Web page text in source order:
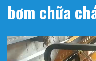
bơm chữa
Trình
chơi